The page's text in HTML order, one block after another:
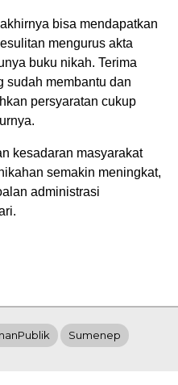
bisa mendapatkan
mengurus akta
buku nikah. Terima
sudah membantu dan
persyaratan cukup
kesadaran masyarakat
semakin meningkat,
administrasi
Sumenep